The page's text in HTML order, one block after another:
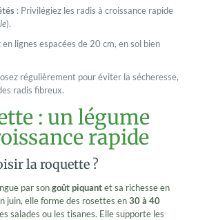
: Privilégiez les radis à croissance rapide
).
lignes espacées de 20 cm, en sol bien
régulièrement pour éviter la sécheresse,
radis fibreux.
: un légume
rapide
la roquette ?
par songoût piquantet sa richesse en
juin, elle forme des rosettes en30 à 40
salades ou les tisanes. Elle supporte les